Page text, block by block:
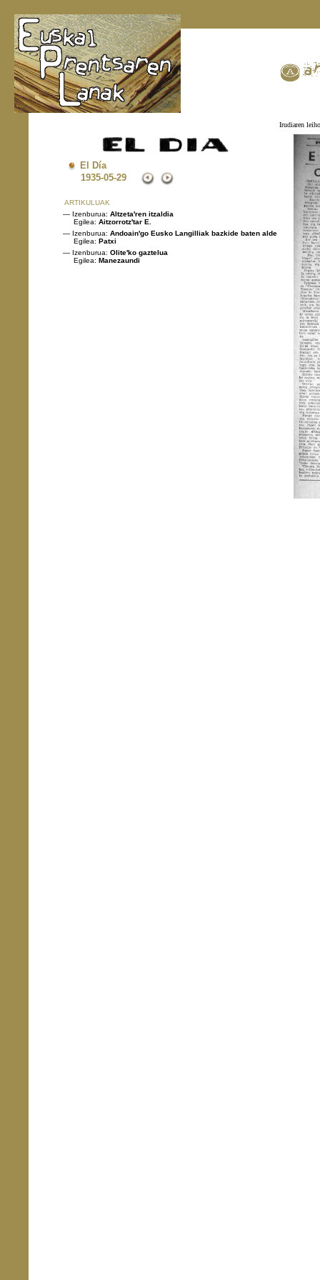
Irudiaren
El Día
1935-05-29
ARTIKULUAK
— Izenburua: Altzeta'ren itzaldia
Egilea: Aitzorrotz'tar E.
— Izenburua: Andoain'go Eusko Langilliak bazkide baten alde
Egilea: Patxi
— Izenburua: Olite'ko gaztelua
Egilea: Manezaundi